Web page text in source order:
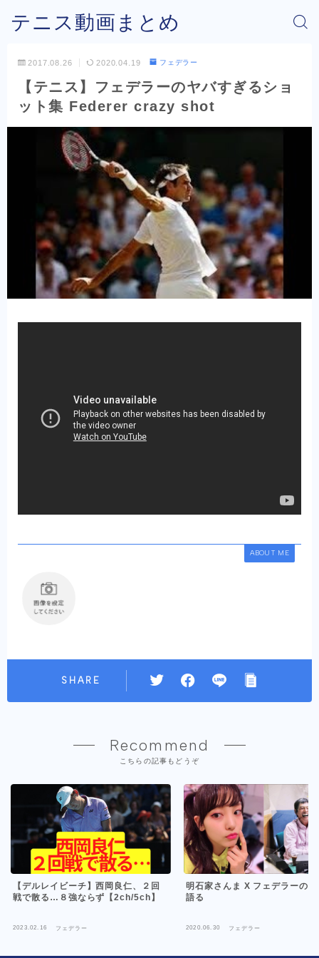
テニス動画まとめ
2017.08.26 2020.04.19 フェデラー
【テニス】フェデラーのヤバすぎるショ
ット集 Federer crazy shot
ABOUT ME
SHARE
Recommend
こちらの記事もどうぞ
【デルレイビーチ】西岡良仁、２回
戦で散る…８強ならず【2ch/5ch】
2023.02.16 フェデラー
明石家さんま X フェデラーの
語る
2020.06.30 フェデラー